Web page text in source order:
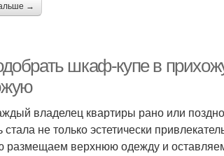
→
шкаф-купе в
владелец квартиры рано или
не только эстетически
размещаем верхнюю одежду и